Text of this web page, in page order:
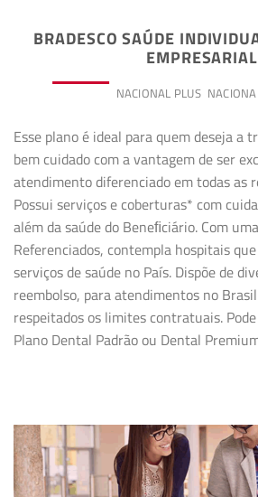
BRADESCO SAÚDE
EMPRESARIAL
NACIONAL PLUS
Esse plano é ideal para quem deseja a
bem cuidado com a vantagem de ser
atendimento diferenciado em todas as
Possui serviços e coberturas* com
além da saúde do Beneﬁciário. Com
Referenciados, contempla hospitais
serviços de saúde no País. Dispõe de
reembolso, para atendimentos no
respeitados os limites contratuais.
Plano Dental Padrão ou Dental